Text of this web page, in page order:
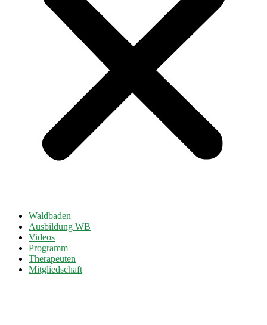
Waldbaden
Ausbildung WB
Videos
Programm
Therapeuten
Mitgliedschaft